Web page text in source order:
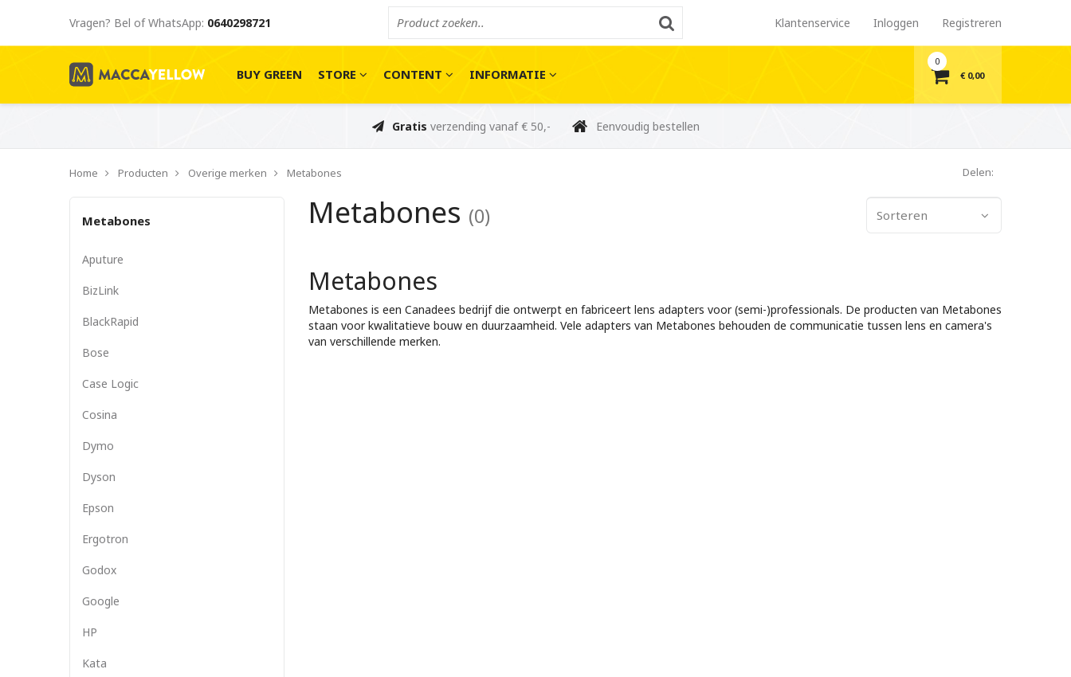
Vragen? Bel of WhatsApp: 0640298721 Klantenservice Inloggen Registreren
BUY GREEN STORE CONTENT INFORMATIE
0
€ 0,00
Gratis verzending vanaf € 50,- Eenvoudig bestellen
Home Producten Overige merken Metabones Delen:
Metabones
Aputure
BizLink
BlackRapid
Bose
Case Logic
Cosina
Dymo
Dyson
Epson
Ergotron
Godox
Google
HP
Kata
Sorteren
Metabones (0)
Metabones
Metabones is een Canadees bedrijf die ontwerpt en fabriceert lens adapters voor (semi-)professionals. De producten van Metabones
staan voor kwalitatieve bouw en duurzaamheid. Vele adapters van Metabones behouden de communicatie tussen lens en camera's
van verschillende merken.